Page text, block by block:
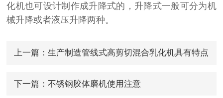
化机也可设计制作成升降式的，升降式一般可分为机
械升降或者液压升降两种。
上一篇： 生产制造管线式高剪切混合乳化机具有特点
下一篇： 不锈钢胶体磨机使用注意